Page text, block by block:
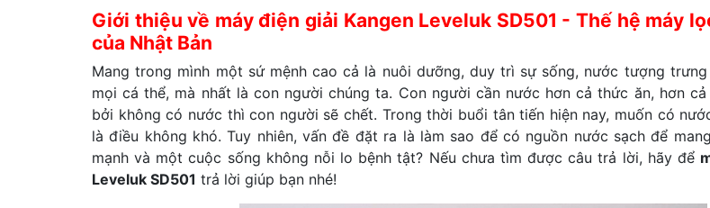
Giới thiệu về máy điện giải Kangen Leveluk SD501 - Thế hệ máy
của Nhật Bản
Mang trong mình một sứ mệnh cao cả là nuôi dưỡng, duy trì sự sống, nước tượng
mọi cá thể, mà nhất là con người chúng ta. Con người cần nước hơn cả thức ăn, hơn
bởi không có nước thì con người sẽ chết. Trong thời buổi tân tiến hiện nay, muốn có
là điều không khó. Tuy nhiên, vấn đề đặt ra là làm sao để có nguồn nước sạch để
mạnh và một cuộc sống không nỗi lo bệnh tật? Nếu chưa tìm được câu trả lời, hãy để
Leveluk SD501 trả lời giúp bạn nhé!